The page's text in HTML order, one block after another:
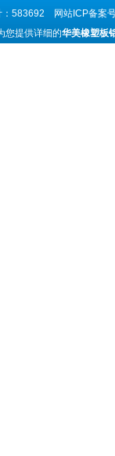
：583692 网站ICP备案
您提供详细的华美橡塑板